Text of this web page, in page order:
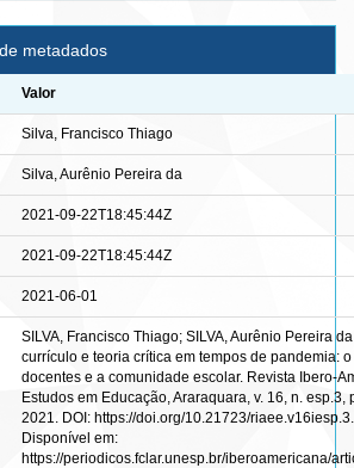
metadados
Valor
Silva, Francisco Thiago
Silva, Aurênio Pereira da
2021-09-22T18:45:44Z
2021-09-22T18:45:44Z
2021-06-01
SILVA, Francisco Thiago; SILVA, Aurênio Pereira
currículo e teoria crítica em tempos de pandemia:
docentes e a comunidade escolar. Revista Ibero-
Estudos em Educação, Araraquara, v. 16, n. esp.3,
2021. DOI: https://doi.org/10.21723/
Disponível em:
https://periodicos.fclar.unesp.br/iberoamericana/